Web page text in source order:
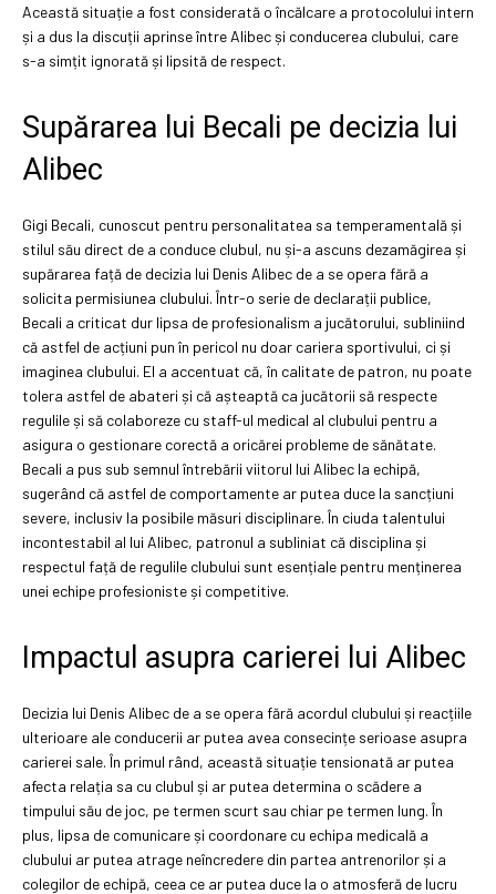
Această situație a fost considerată o încălcare a protocolului intern
și a dus la discuții aprinse între Alibec și conducerea clubului, care
s-a simțit ignorată și lipsită de respect.
Supărarea lui Becali pe decizia lui
Alibec
Gigi Becali, cunoscut pentru personalitatea sa temperamentală și
stilul său direct de a conduce clubul, nu și-a ascuns dezamăgirea și
supărarea față de decizia lui Denis Alibec de a se opera fără a
solicita permisiunea clubului. Într-o serie de declarații publice,
Becali a criticat dur lipsa de profesionalism a jucătorului, subliniind
că astfel de acțiuni pun în pericol nu doar cariera sportivului, ci și
imaginea clubului. El a accentuat că, în calitate de patron, nu poate
tolera astfel de abateri și că așteaptă ca jucătorii să respecte
regulile și să colaboreze cu staff-ul medical al clubului pentru a
asigura o gestionare corectă a oricărei probleme de sănătate.
Becali a pus sub semnul întrebării viitorul lui Alibec la echipă,
sugerând că astfel de comportamente ar putea duce la sancțiuni
severe, inclusiv la posibile măsuri disciplinare. În ciuda talentului
incontestabil al lui Alibec, patronul a subliniat că disciplina și
respectul față de regulile clubului sunt esențiale pentru menținerea
unei echipe profesioniste și competitive.
Impactul asupra carierei lui Alibec
Decizia lui Denis Alibec de a se opera fără acordul clubului și reacțiile
ulterioare ale conducerii ar putea avea consecințe serioase asupra
carierei sale. În primul rând, această situație tensionată ar putea
afecta relația sa cu clubul și ar putea determina o scădere a
timpului său de joc, pe termen scurt sau chiar pe termen lung. În
plus, lipsa de comunicare și coordonare cu echipa medicală a
clubului ar putea atrage neîncredere din partea antrenorilor și a
colegilor de echipă, ceea ce ar putea duce la o atmosferă de lucru